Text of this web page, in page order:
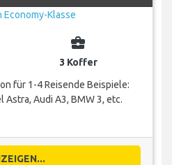
business_center
3 Koffer
für 1-4 Reisende Beispiele:
Astra, Audi A3, BMW 3, etc.